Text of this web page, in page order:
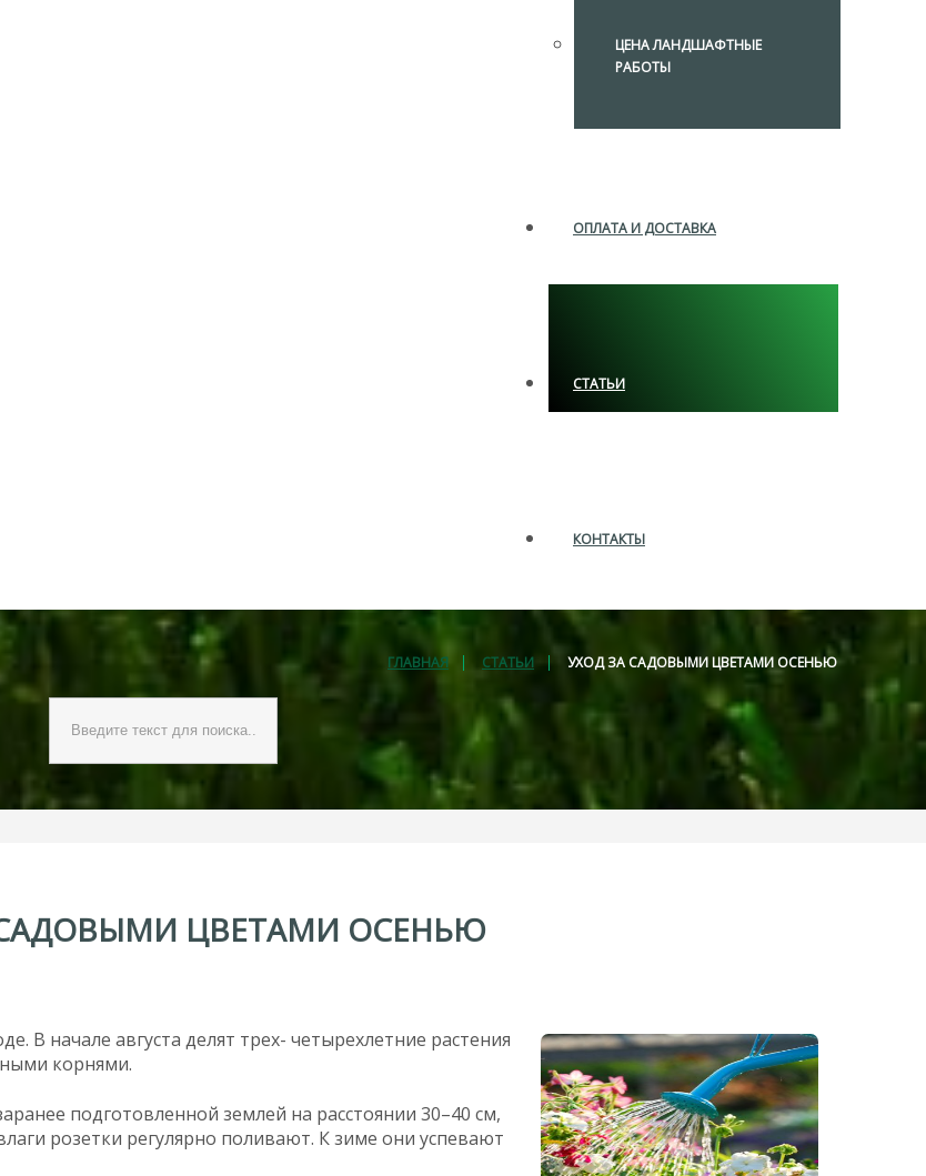
ЦЕНА ЛАНДШАФТНЫЕ
РАБОТЫ
ОПЛАТА И ДОСТАВКА
СТАТЬИ
КОНТАКТЫ
ГЛАВНАЯ СТАТЬИ УХОД ЗА САДОВЫМИ ЦВЕТАМИ ОСЕНЬЮ
Искать...
ЦВЕТАМИ ОСЕНЬЮ
В начале августа делят трех- четырехлетние растения
корнями.
подготовленной землей на расстоянии 30–40 см,
розетки регулярно поливают. К зиме они успевают